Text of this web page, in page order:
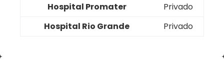
Hospital Promater
Privado
Hospital Rio Grande
Privado